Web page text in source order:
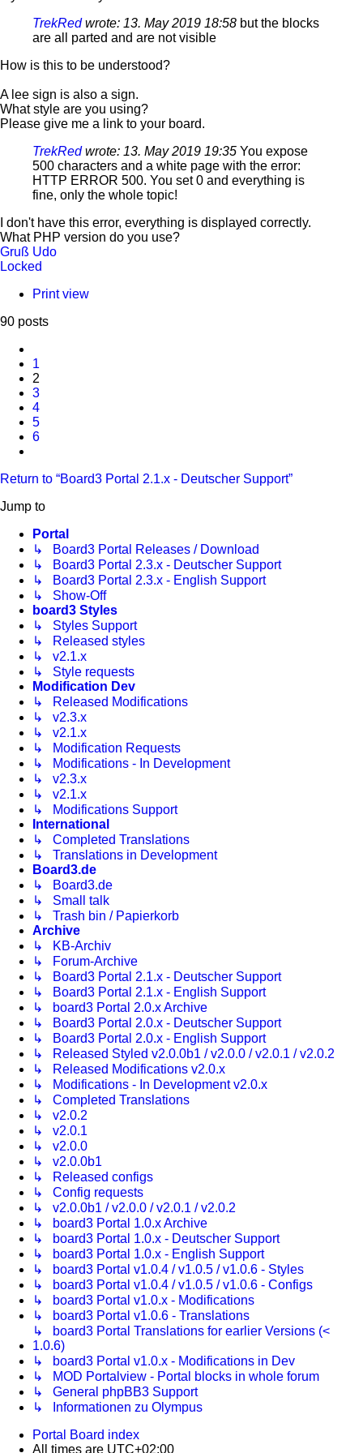
Post
TrekRedwrote: 13. May 2019 18:58 but the blocks
are all parted and are not visible
How is this to be understood?
A lee sign is also a sign.
What style are you using?
Please give me a link to your board.
TrekRedwrote: 13. May 2019 19:35 You expose
500 characters and a white page with the error:
HTTP ERROR 500. You set 0 and everything is
fine, only the whole topic!
I don't have this error, everything is displayed correctly.
What PHP version do you use?
Gruß Udo
Locked
Print view
90 posts
Previous
1
2
3
4
5
6
Return to “Board3 Portal 2.1.x - Deutscher Support”
Jump to
Portal
↳ Board3 Portal Releases / Download
↳ Board3 Portal 2.3.x - Deutscher Support
↳ Board3 Portal 2.3.x - English Support
↳ Show-Off
board3 Styles
↳ Styles Support
↳ Released styles
↳ v2.1.x
↳ Style requests
Modification Dev
↳ Released Modifications
↳ v2.3.x
↳ v2.1.x
↳ Modification Requests
↳ Modifications - In Development
↳ v2.3.x
↳ v2.1.x
↳ Modifications Support
International
↳ Completed Translations
↳ Translations in Development
Board3.de
↳ Board3.de
↳ Small talk
↳ Trash bin / Papierkorb
Archive
↳ KB-Archiv
↳ Forum-Archive
↳ Board3 Portal 2.1.x - Deutscher Support
↳ Board3 Portal 2.1.x - English Support
↳ board3 Portal 2.0.x Archive
↳ Board3 Portal 2.0.x - Deutscher Support
↳ Board3 Portal 2.0.x - English Support
↳ Released Styled v2.0.0b1 / v2.0.0 / v2.0.1 / v2.0.2
↳ Released Modifications v2.0.x
↳ Modifications - In Development v2.0.x
↳ Completed Translations
↳ v2.0.2
↳ v2.0.1
↳ v2.0.0
↳ v2.0.0b1
↳ Released configs
↳ Config requests
↳ v2.0.0b1 / v2.0.0 / v2.0.1 / v2.0.2
↳ board3 Portal 1.0.x Archive
↳ board3 Portal 1.0.x - Deutscher Support
↳ board3 Portal 1.0.x - English Support
↳ board3 Portal v1.0.4 / v1.0.5 / v1.0.6 - Styles
↳ board3 Portal v1.0.4 / v1.0.5 / v1.0.6 - Configs
↳ board3 Portal v1.0.x - Modifications
↳ board3 Portal v1.0.6 - Translations
↳ board3 Portal Translations for earlier Versions (<
1.0.6)
↳ board3 Portal v1.0.x - Modifications in Dev
↳ MOD Portalview - Portal blocks in whole forum
↳ General phpBB3 Support
↳ Informationen zu Olympus
Portal
Board index
All times are UTC+02:00